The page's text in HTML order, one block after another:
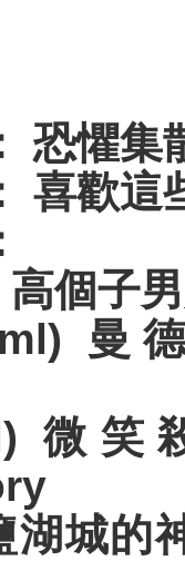
恐懼集
喜歡這
個子
曼
微
湖城的